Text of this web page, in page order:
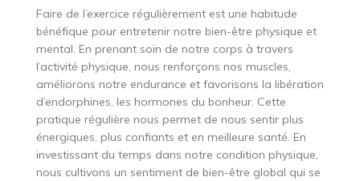
Faire de l’exercice régulièrement est une habitude
bénéfique pour entretenir notre bien-être physique et
mental. En prenant soin de notre corps à travers
l’activité physique, nous renforçons nos muscles,
améliorons notre endurance et favorisons la libération
d’endorphines, les hormones du bonheur. Cette
pratique régulière nous permet de nous sentir plus
énergiques, plus confiants et en meilleure santé. En
investissant du temps dans notre condition physique,
nous cultivons un sentiment de bien-être global qui se